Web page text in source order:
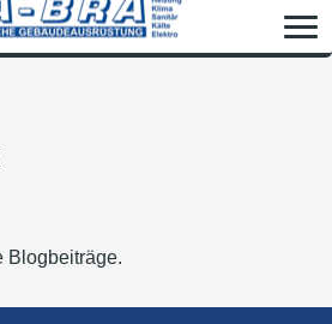
Blogbeiträge.